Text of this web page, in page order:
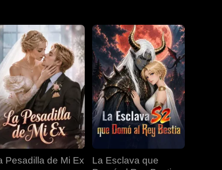
EP 34 EP 35
Pesadilla de Mi Ex
La Esclava que